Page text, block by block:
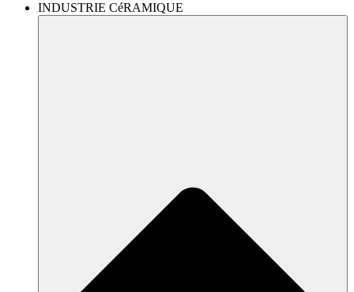
INDUSTRIE CéRAMIQUE